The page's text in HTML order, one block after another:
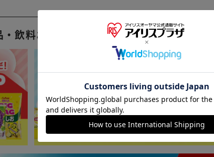
飲料おすすめ ▼
※ご確認ください